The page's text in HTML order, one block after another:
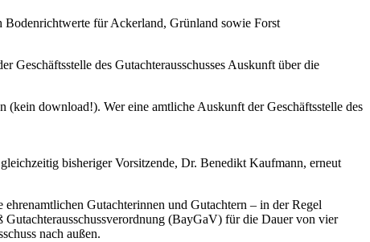
Bodenrichtwerte für Ackerland, Grünland sowie Forst
des Gutachterausschusses Auskunft über die
download!). Wer eine amtliche Auskunft der Geschäftsstelle des
bisheriger Vorsitzende, Dr. Benedikt Kaufmann, erneut
Gutachterinnen und Gutachtern – in der Regel
(BayGaV) für die Dauer von vier
nach außen.